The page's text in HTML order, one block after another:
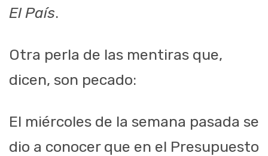
El País.
Otra perla de las mentiras que,
dicen, son pecado:
El miércoles de la semana pasada se
dio a conocer que en el Presupuesto